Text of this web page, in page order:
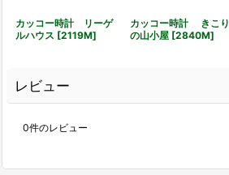
カッコー時計 リーゲ
ルハウス [2119M]
カッコー時計 きこり
の山小屋 [2840M]
レビュー
0件のレビュー